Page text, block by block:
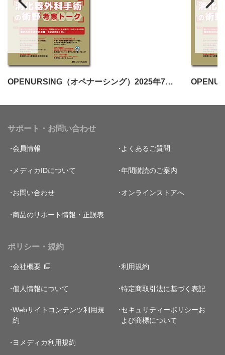
OPENURSING（オペナーシング）2025年7月号
サポート・お問い合わせ
会員情報 よくあるご質問
メディカIDについて 年間購読のご案内
お問い合わせ オンラインストアへ
商品のサポート情報・正誤表
ポリシー・規約
会社概要 利用規約
個人情報について 特定商取引法に基づく表記
Webサイトコンテンツ利用規
約
セキュリティーポリシーお
よび商標について
ヨメディカ利用規約